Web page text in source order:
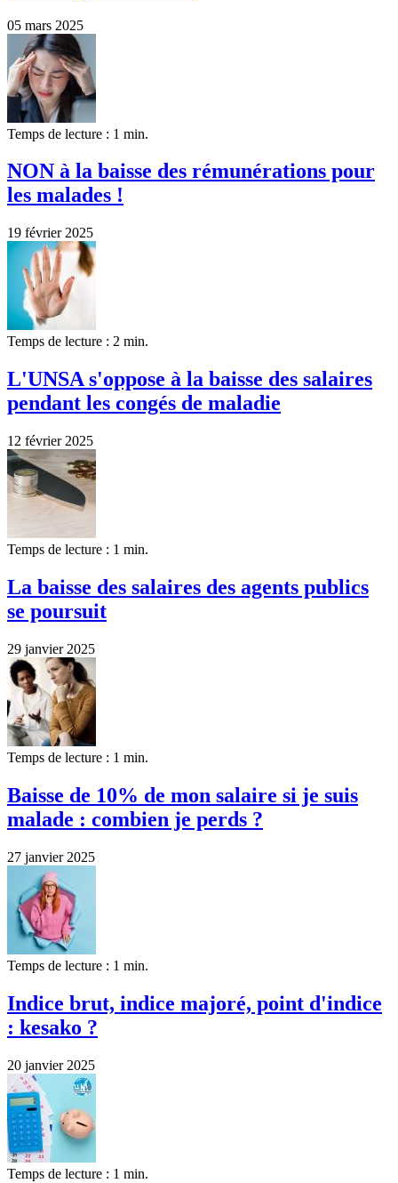
05 mars 2025
Temps de lecture : 1 min.
NON à la baisse des rémunérations pour
les malades !
19 février 2025
Temps de lecture : 2 min.
L'UNSA s'oppose à la baisse des salaires
pendant les congés de maladie
12 février 2025
Temps de lecture : 1 min.
La baisse des salaires des agents publics
se poursuit
29 janvier 2025
Temps de lecture : 1 min.
Baisse de 10% de mon salaire si je suis
malade : combien je perds ?
27 janvier 2025
Temps de lecture : 1 min.
Indice brut, indice majoré, point d'indice
: kesako ?
20 janvier 2025
Temps de lecture : 1 min.